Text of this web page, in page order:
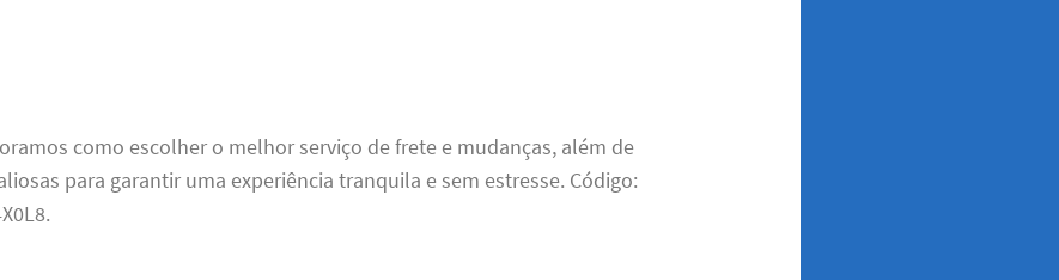
como escolher o melhor serviço de frete e mudanças, além de
para garantir uma experiência tranquila e sem estresse. Código: